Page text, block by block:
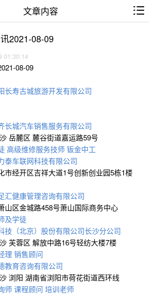
文章内容
2021-08-09
01:30:14
08-09
长寿古城旅游开发有限公司
长城汽车销售服务有限公司
岳麓区 麓谷街道嘉运路59号
高级维修服务技师钣金中工
泰车联网科技有限公司
市经开区吉祥大道1号创新创业园5栋1楼
汇健康管理咨询有限公司
山区金城路458号萧山国际商务中心
及学徒
技（北京）股份有限公司长沙分公司
芙蓉区 解放中路16号轻纺大楼7楼
理 销售顾问
教育咨询有限公司
浏阳 湖南省浏阳市荷花街道西环线
师课程顾问 培训老师